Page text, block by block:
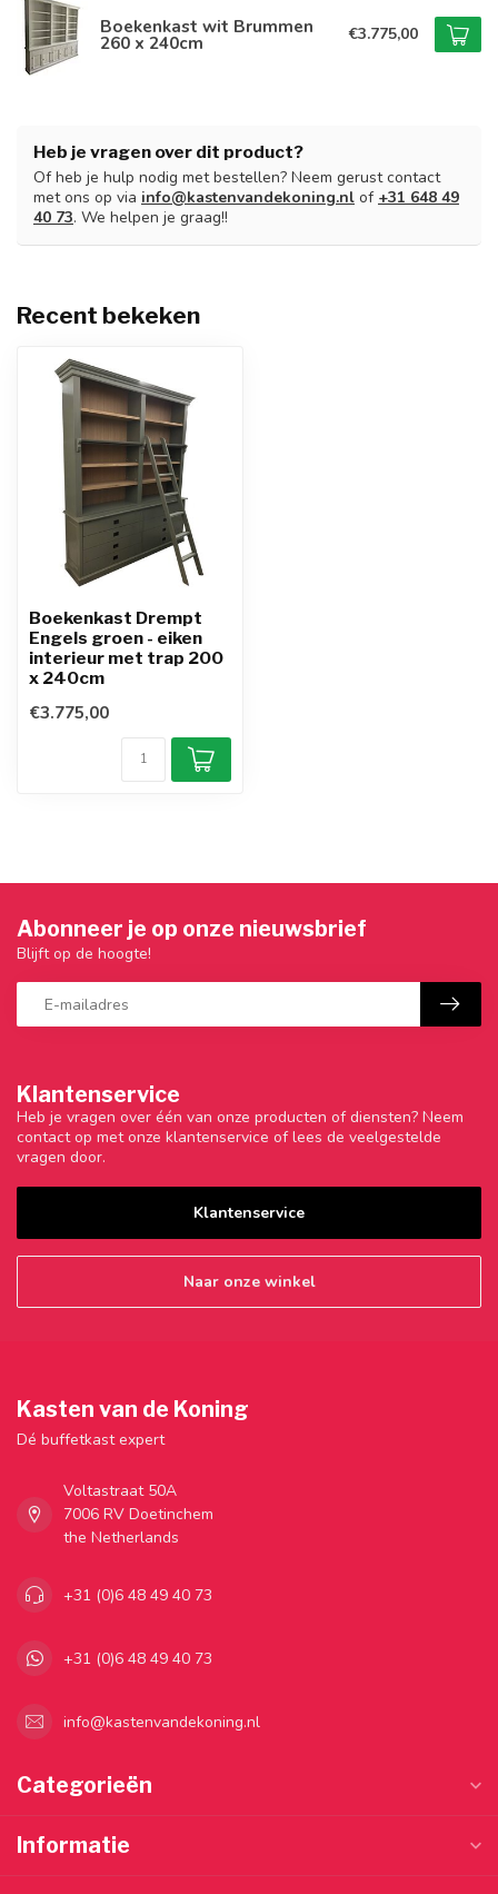
Boekenkast wit Brummen
260 x 240cm €3.775,00
Heb je vragen over dit product?
Of heb je hulp nodig met bestellen? Neem gerust contact
met ons op via info@kastenvandekoning.nl of +31 648 49
40 73. We helpen je graag!!
Recent bekeken
Boekenkast Drempt
Engels groen - eiken
interieur met trap 200
x 240cm
€3.775,00
Klantenservice
Heb je vragen over één van onze producten of diensten? Neem
contact op met onze klantenservice of lees de veelgestelde
vragen door.
Klantenservice
Naar onze winkel
Abonneer je op onze nieuwsbrief
Blijft op de hoogte!
Kasten van de Koning
Dé buffetkast expert
Voltastraat 50A
7006 RV Doetinchem
the Netherlands
+31 (0)6 48 49 40 73
+31 (0)6 48 49 40 73
info@kastenvandekoning.nl
Categorieën
Informatie